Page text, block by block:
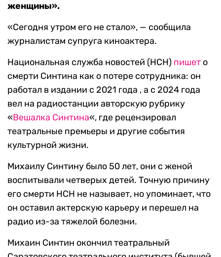
женщины».
«Сегодня утром его не стало», — сообщила
журналистам супруга киноактера.
Национальная служба новостей (НСН) пишет о
смерти Синтина как о потере сотрудника: он
работал в издании с 2021 года , а с 2024 года
вел на радиостанции авторскую рубрику
«Вешалка Синтина«, где рецензировал
театральные премьеры и другие события
культурной жизни.
Михаилу Синтину было 50 лет, они с женой
воспитывали четверых детей. Точную причину
его смерти НСН не называет, но упоминает, что
он оставил актерскую карьеру и перешел на
радио из-за тяжелой болезни.
Михаин Синтин окончил театральный